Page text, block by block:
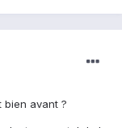
avant ?